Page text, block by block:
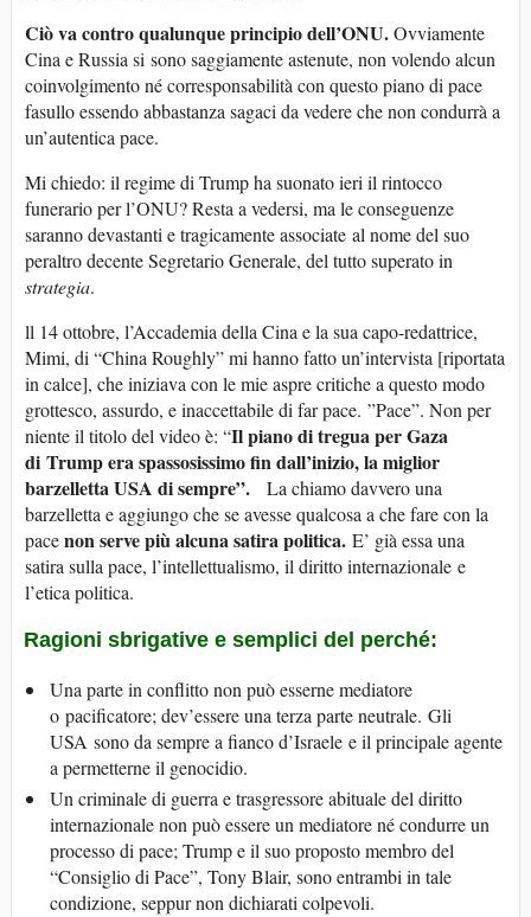
Ciò va contro qualunque principio dell’ONU.Ovviamente
Cina e Russia si sono saggiamente astenute, non volendo alcun
coinvolgimento né corresponsabilità con questo piano di pace
fasullo essendo abbastanza sagaci da vedere che non condurrà a
un’autentica pace.
Mi chiedo: il regime di Trump ha suonato ieri il rintocco
funerario per l’ONU? Resta a vedersi, ma le conseguenze
saranno devastanti e tragicamente associate al nome del suo
peraltro decente Segretario Generale, del tutto superato in
strategia.
ll 14 ottobre, l’Accademia della Cina e la sua capo-redattrice,
Mimi, di “China Roughly” mi hanno fatto un’intervista [riportata
in calce], che iniziava con le mie aspre critiche a questo modo
grottesco, assurdo, e inaccettabile di far pace. ”Pace”. Non per
niente il titolo del video è: “Il piano di tregua per Gaza
di Trumpera spassosissimo fin dall’inizio, la miglior
barzelletta USA di sempre”.
La chiamo davvero una
barzelletta e aggiungo che se avesse qualcosa a che fare con la
pacenonserve più alcuna satirapolitica. E’ già essa una
satira sulla pace, l’intellettualismo, il diritto internazionale e
l’etica politica.
Ragioni sbrigative e semplici del perché:
Una parte in conflitto non può esserne mediatore
o pacificatore; dev’essere una terza parte neutrale. Gli
USA sono da sempre a fianco d’Israele e il principale agente
a permetterne il genocidio.
Un criminale di guerra e trasgressore abituale del diritto
internazionale non può essere un mediatore né condurre un
processo di pace; Trump e il suo proposto membro del
“Consiglio di Pace”, Tony Blair, sono entrambi in tale
condizione, seppur non dichiarati colpevoli.